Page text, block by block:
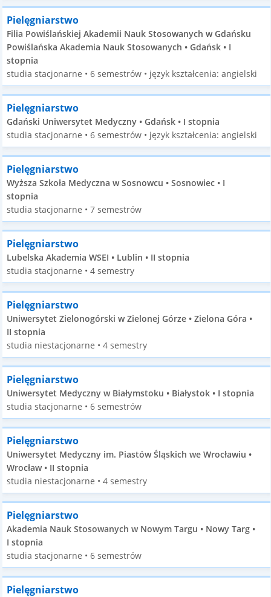
Pielęgniarstwo
Filia Powiślańskiej Akademii Nauk Stosowanych w Gdańsku
Powiślańska Akademia Nauk Stosowanych • Gdańsk • I
stopnia
studia stacjonarne • 6 semestrów • język kształcenia: angielski
Pielęgniarstwo
Gdański Uniwersytet Medyczny • Gdańsk • I stopnia
studia stacjonarne • 6 semestrów • język kształcenia: angielski
Pielęgniarstwo
Wyższa Szkoła Medyczna w Sosnowcu • Sosnowiec • I
stopnia
studia stacjonarne • 7 semestrów
Pielęgniarstwo
Lubelska Akademia WSEI • Lublin • II stopnia
studia stacjonarne • 4 semestry
Pielęgniarstwo
Uniwersytet Zielonogórski w Zielonej Górze • Zielona Góra •
II stopnia
studia niestacjonarne • 4 semestry
Pielęgniarstwo
Uniwersytet Medyczny w Białymstoku • Białystok • I stopnia
studia stacjonarne • 6 semestrów
Pielęgniarstwo
Uniwersytet Medyczny im. Piastów Śląskich we Wrocławiu •
Wrocław • II stopnia
studia niestacjonarne • 4 semestry
Pielęgniarstwo
Akademia Nauk Stosowanych w Nowym Targu • Nowy Targ •
I stopnia
studia stacjonarne • 6 semestrów
Pielęgniarstwo